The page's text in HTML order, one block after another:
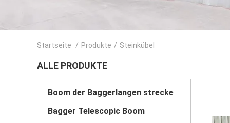
Startseite / Produkte / Steinkübel
ALLE PRODUKTE
Boom der Baggerlangen strecke
Bagger Telescopic Boom